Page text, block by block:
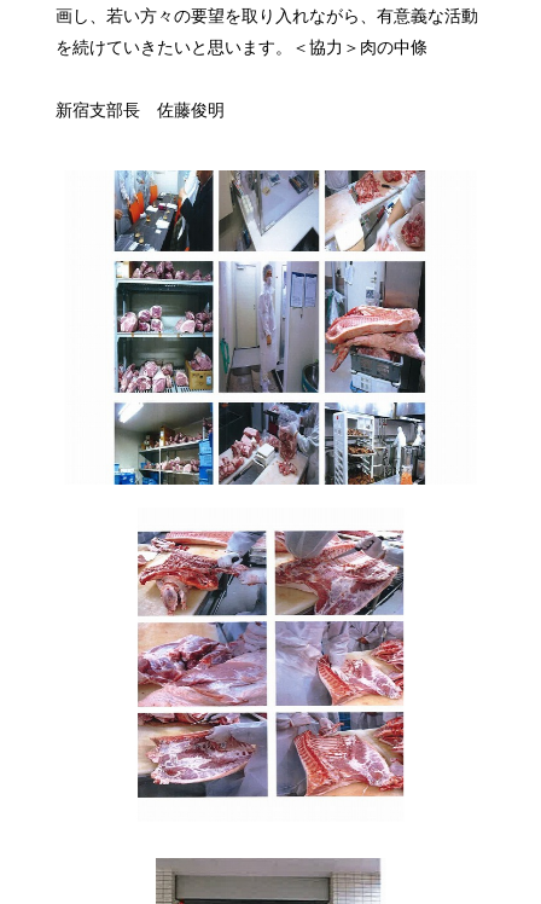
画し、若い方々の要望を取り入れながら、有意義な活動
を続けていきたいと思います。＜協力＞肉の中條
新宿支部長 佐藤俊明